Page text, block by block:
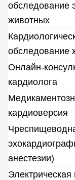
обследование
животных
обследование
Онлайн-
кардиолога
кардиоверсия
анестезии)